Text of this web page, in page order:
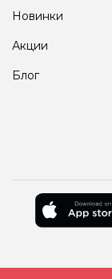
Новинки
Акции
Блог